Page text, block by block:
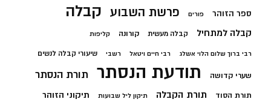
ספר הזוהר פורים פרשת השבוע קבלה
קבלה למתחיל קבלה מעשית קורונה קליפות
רבי ברוך שלום הלוי אשלג רבי חיים ויטאל רשבי שיעורי קבלה לנשים
שערי קדושה תודעת הנסתר תורת הנסתר
תורת הסוד תורת הקבלה תיקון ליל שבועות תיקוני הזוהר